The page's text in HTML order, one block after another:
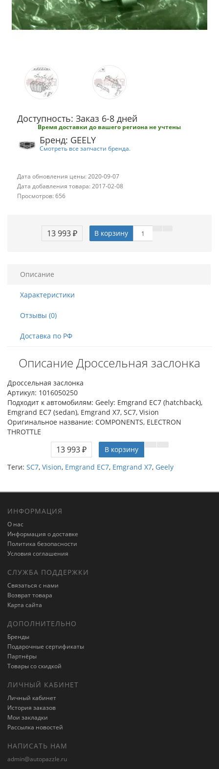
Доступность: Заказ 6-8 дней
Время доставки до вашего региона не учтены
Бренд: GEELY
Смотреть все запчасти бренда.
Дата обновления цены: 2020-09-07
Дата добавления товара: 2017-02-08
Просмотров: 656
13 993 ₽ В корзину
Описание
Характеристики
Отзывы (0)
Доставка по РФ
Описание Дроссельная заслонка
Дроссельная заслонка
Артикул: 1016050250
Подходит к автомобилям: Geely: Emgrand EC7 (hatchback),
Emgrand EC7 (sedan), Emgrand X7, SC7, Vision
Оригинальное название: COMPONENTS, ELECTRON
THROTTLE
13 993 ₽
В корзину
Теги: SC7, Vision, Emgrand EC7, Emgrand X7, Geely
ИНФОРМАЦИЯ
О нас
Информация о доставке
Политика безопасности
Условия соглашения
СЛУЖБА ПОДДЕРЖКИ
Связаться с нами
Возврат товара
Карта сайта
ДОПОЛНИТЕЛЬНО
Бренды
Подарочные сертификаты
Партнёры
Товары со скидкой
ЛИЧНЫЙ КАБИНЕТ
Личный кабинет
История заказов
Мои закладки
Рассылка новостей
НАПИСАТЬ НАМ
admin@autopazzle.ru